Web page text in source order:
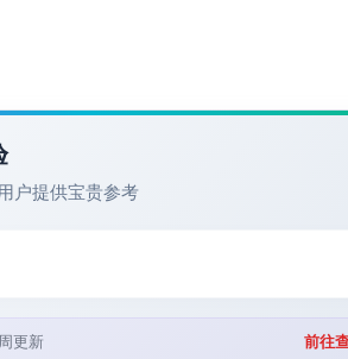
户提供宝贵参考
更新 前往